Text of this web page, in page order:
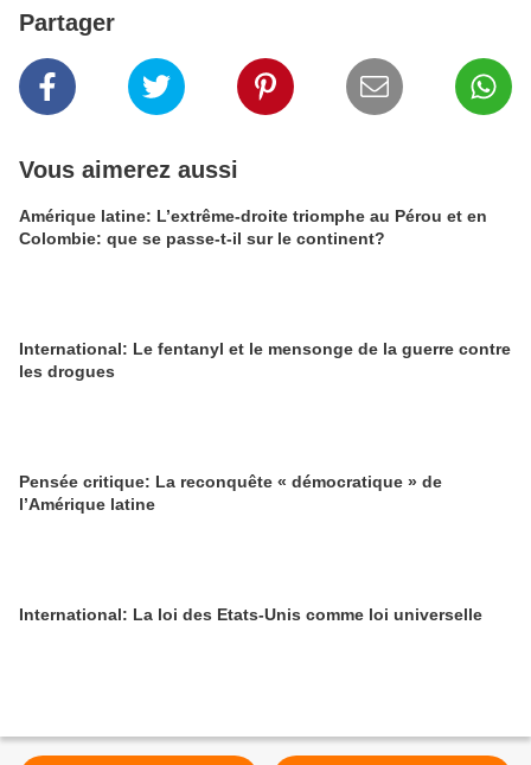
Partager
Vous aimerez aussi
Amérique latine: L’extrême-droite triomphe au Pérou et en
Colombie: que se passe-t-il sur le continent?
International: Le fentanyl et le mensonge de la guerre contre
les drogues
Pensée critique: La reconquête « démocratique » de
l’Amérique latine
International: La loi des Etats-Unis comme loi universelle